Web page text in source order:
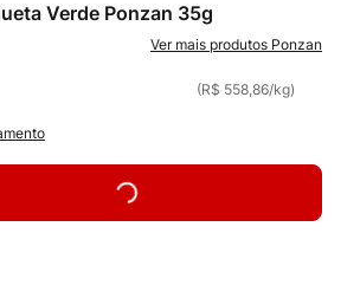
Verde Ponzan 35g
Ponzan
(R$ 558,86/kg)